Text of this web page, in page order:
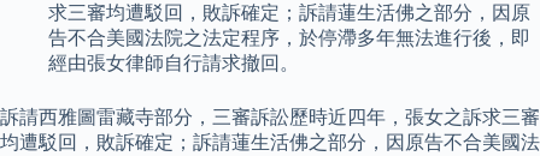
求三審均遭駁回，敗訴確定；訴請蓮生活佛之部分，因原
告不合美國法院之法定程序，於停滯多年無法進行後，即
經由張女律師自行請求撤回。
訴請西雅圖雷藏寺部分，三審訴訟歷時近四年，張女之訴求三審
均遭駁回，敗訴確定；訴請蓮生活佛之部分，因原告不合美國法